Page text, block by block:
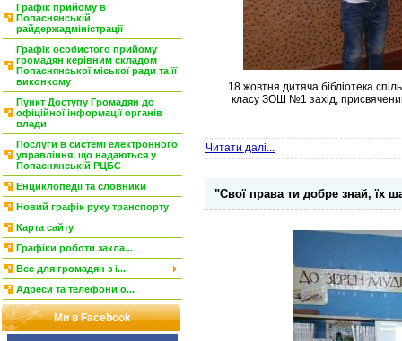
Графік прийому в
Попаснянській
райдержадміністрації
Графік особистого прийому
громадян керівним складом
Попаснянської міської ради та її
виконкому
Пункт Доступу Громадян до
офіційної інформації органів
влади
Послуги в системі електронного
управління, що надаються у
Попаснянській РЦБС
Енциклопедії та словники
Новий графік руху транспорту
Карта сайту
Графіки роботи закла...
Все для громадян з і...
Адреси та телефони о...
Ми в Facebook
18 жовтня дитяча бібліотека
класу ЗОШ №1 захід,
Читати далі...
"Свої права ти добре знай, їх